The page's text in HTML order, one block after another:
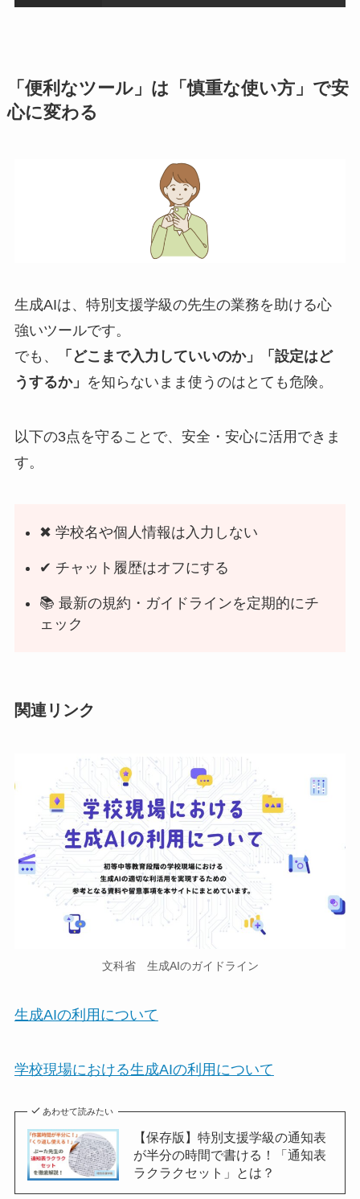
「便利なツール」は「慎重な使い方」で安
心に変わる
生成AIは、特別支援学級の先生の業務を助ける心
強いツールです。
でも、
「どこまで入力していいのか」「設定はど
うするか」 を知らないまま使うのはとても危険。
以下の3点を守ることで、安全・安心に活用できま
す。
✖ 学校名や個人情報は入力しない
✔ チャット履歴はオフにする
📚 最新の規約・ガイドラインを定期的にチ
ェック
関連リンク
文科省 生成AIのガイドライン
生成AIの利用について
学校現場における生成AIの利用について
あわせて読みたい
【保存版】特別支援学級の通知表
が半分の時間で書ける！「通知表
ラクラクセット」とは？